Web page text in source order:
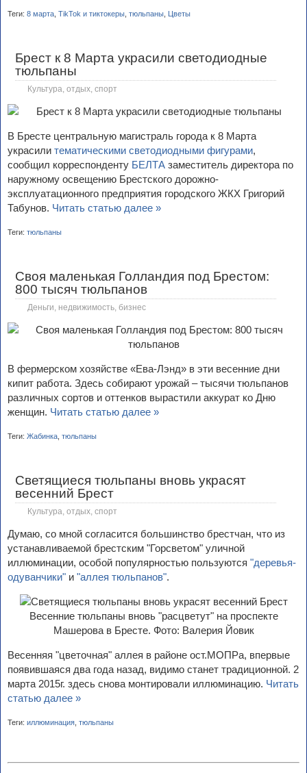
Теги: 8 марта TikTok и тиктокеры тюльпаны Цветы
Брест к 8 Марта украсили светодиодные
тюльпаны
Культура, отдых, спорт
В Бресте центральную магистраль города к 8 Марта
украсили тематическими светодиодными фигурами,
сообщил корреспонденту БЕЛТА заместитель директора по
наружному освещению Брестского дорожно-
эксплуатационного предприятия городского ЖКХ Григорий
Табунов. Читать статью далее »
Теги: тюльпаны
Своя маленькая Голландия под Брестом:
800 тысяч тюльпанов
Деньги, недвижимость, бизнес
В фермерском хозяйстве «Ева-Лэнд» в эти весенние дни
кипит работа. Здесь собирают урожай – тысячи тюльпанов
различных сортов и оттенков вырастили аккурат ко Дню
женщин. Читать статью далее »
Теги: Жабинка тюльпаны
Светящиеся тюльпаны вновь украсят
весенний Брест
Культура, отдых, спорт
Думаю, со мной согласится большинство брестчан, что из
устанавливаемой брестским "Горсветом" уличной
иллюминации, особой популярностью пользуются "деревья-
одуванчики" и "аллея тюльпанов".
Весенние тюльпаны вновь "расцветут" на проспекте
Машерова в Бресте. Фото: Валерия Йовик
Весенняя "цветочная" аллея в районе ост.МОПРа, впервые
появившаяся два года назад, видимо станет традиционной. 2
марта 2015г. здесь снова монтировали иллюминацию. Читать
статью далее »
Теги: иллюминация тюльпаны